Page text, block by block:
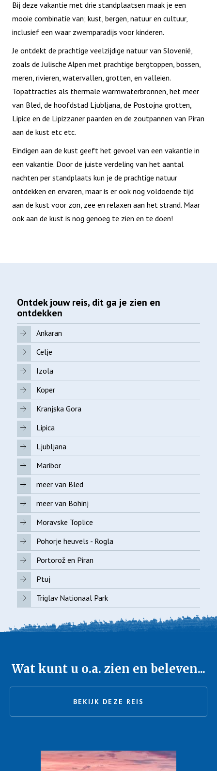
Bij deze vakantie met drie standplaatsen maak je een
mooie combinatie van; kust, bergen, natuur en cultuur,
inclusief een waar zwemparadijs voor kinderen.
Je ontdekt de prachtige veelzijdige natuur van Slovenië,
zoals de Julische Alpen met prachtige bergtoppen, bossen,
meren, rivieren, watervallen, grotten, en valleien.
Topattracties als thermale warmwaterbronnen, het meer
van Bled, de hoofdstad Ljubljana, de Postojna grotten,
Lipice en de Lipizzaner paarden en de zoutpannen van Piran
aan de kust etc etc.
Eindigen aan de kust geeft het gevoel van een vakantie in
een vakantie. Door de juiste verdeling van het aantal
nachten per standplaats kun je de prachtige natuur
ontdekken en ervaren, maar is er ook nog voldoende tijd
aan de kust voor zon, zee en relaxen aan het strand. Maar
ook aan de kust is nog genoeg te zien en te doen!
Ontdek jouw reis, dit ga je zien en
ontdekken
Ankaran
Celje
Izola
Koper
Kranjska Gora
Lipica
Ljubljana
Maribor
meer van Bled
meer van Bohinj
Moravske Toplice
Pohorje heuvels - Rogla
Portorož en Piran
Ptuj
Triglav Nationaal Park
Wat kunt u o.a. zien en beleven...
BEKIJK DEZE REIS